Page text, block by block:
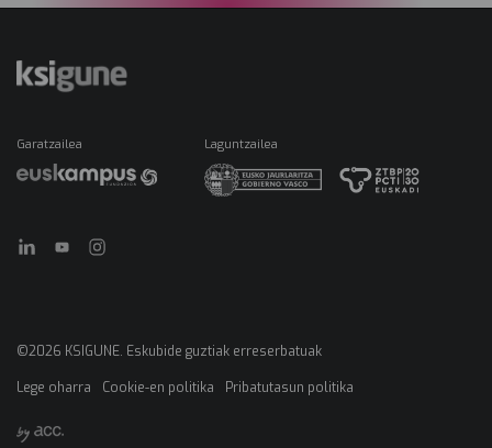
Garatzailea Laguntzailea
©2026 KSIGUNE. Eskubide guztiak erreserbatuak
Menú
legales
Lege oharra Cookie-en politika Pribatutasun politika